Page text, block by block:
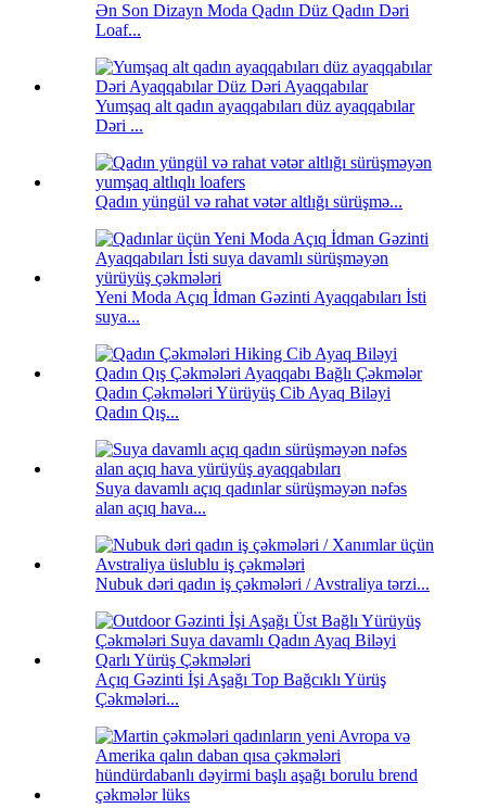
Ən Son Dizayn Moda Qadın Düz Qadın Dəri
Loaf...
Yumşaq alt qadın ayaqqabıları düz ayaqqabılar
Dəri ...
Qadın yüngül və rahat vətər altlığı sürüşmə...
Yeni Moda Açıq İdman Gəzinti Ayaqqabıları İsti
suya...
Qadın Çəkmələri Yürüyüş Cib Ayaq Biləyi
Qadın Qış...
Suya davamlı açıq qadınlar sürüşməyən nəfəs
alan açıq hava...
Nubuk dəri qadın iş çəkmələri / Avstraliya tərzi...
Açıq Gəzinti İşi Aşağı Top Bağcıklı Yürüş
Çəkmələri...